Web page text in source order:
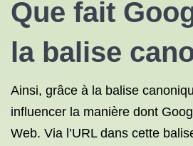
Que fait
la balise
Ainsi, grâce à la balise
influencer la manière dont
Web. Via l’URL dans cette